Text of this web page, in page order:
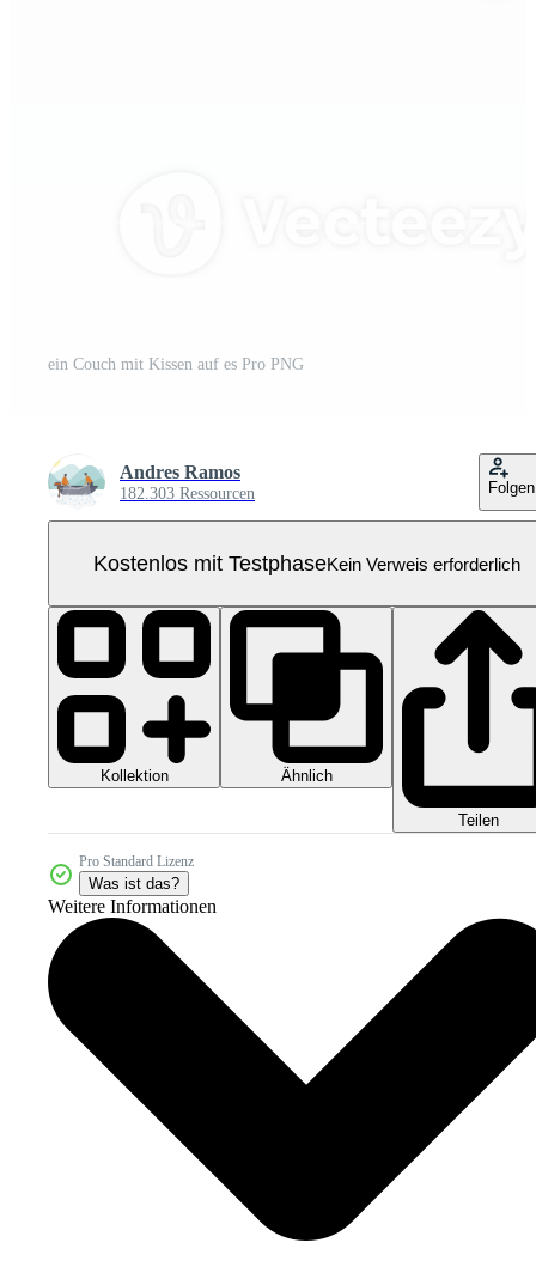
ein Couch mit Kissen auf es Pro PNG
Andres Ramos
182.303 Ressourcen Folgen
Kostenlos mit TestphaseKein Verweis erforderlich
Kollektion Ähnlich
Teilen
Pro Standard Lizenz
Was ist das?
Weitere Informationen